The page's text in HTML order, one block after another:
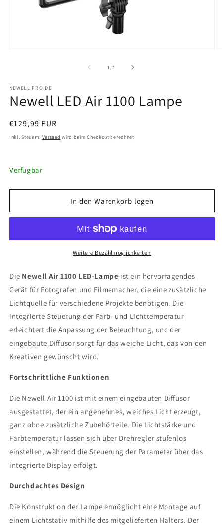
1 /von
7
NEWELL PRO DE
Newell LED Air 1100 Lampe
Normaler
Preis
€129,99 EUR
Inkl. Steuern. Versand wird beim Checkout berechnet
Verfügbar
In den Warenkorb legen
Weitere Bezahlmöglichkeiten
Die Newell Air 1100 LED-Lampe ist ein hervorragendes
Gerät für Fotografen und Filmemacher, die eine zusätzliche
Lichtquelle für verschiedene Projekte benötigen. Die
integrierte Steuerung der Farb- und Lichttemperatur
erleichtert die Anpassung der Beleuchtung, und der
eingebaute Diffusor sorgt für das weiche Licht, das von den
Kreativen gewünscht wird.
Fortschrittliche Funktionen
Die Newell Air 1100 ist mit einem eingebauten Diffusor
ausgestattet, der ein angenehmes, weiches Licht erzeugt,
ganz ohne zusätzliche Zubehörteile. Die Lichtstärke und
Farbtemperatur lassen sich über Drehregler stufenlos
einstellen, während die Steuerung der Parameter über das
integrierte Display erfolgt.
Durchdachtes Design
Die Konstruktion der Lampe ermöglicht eine Montage auf
einem Lichtstativ mithilfe des mitgelieferten Halters. Der